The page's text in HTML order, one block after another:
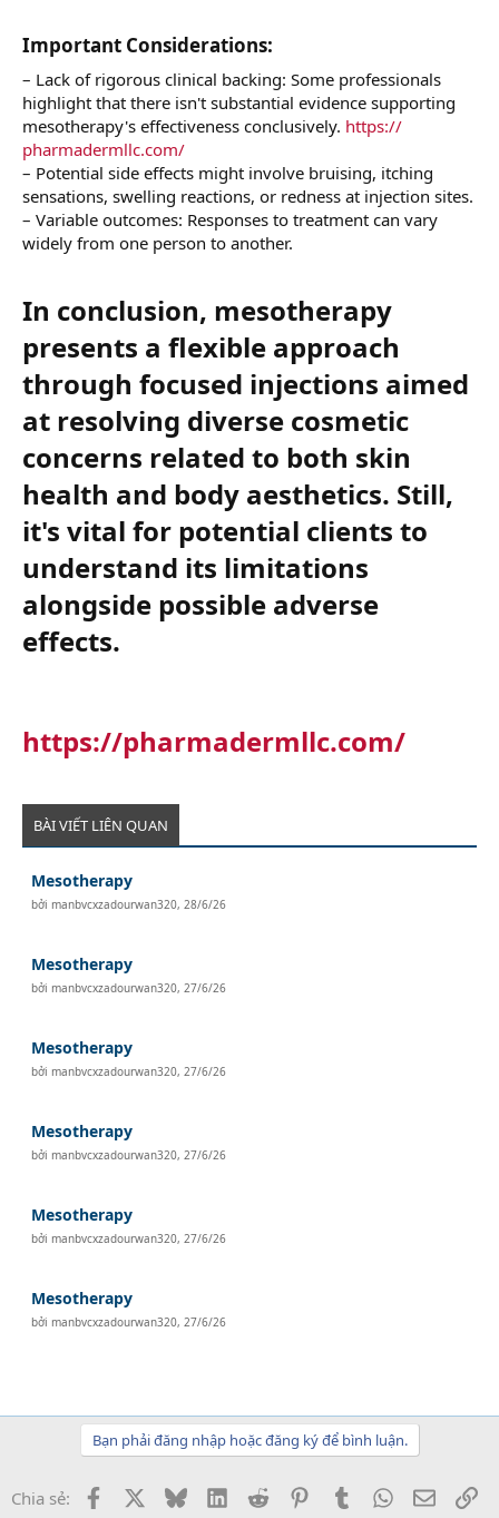
Important Considerations:​
– Lack of rigorous clinical backing: Some professionals
highlight that there isn't substantial evidence supporting
mesotherapy's effectiveness conclusively. https://
pharmadermllc.com/
– Potential side effects might involve bruising, itching
sensations, swelling reactions, or redness at injection sites.
– Variable outcomes: Responses to treatment can vary
widely from one person to another.
In conclusion, mesotherapy
presents a flexible approach
through focused injections aimed
at resolving diverse cosmetic
concerns related to both skin
health and body aesthetics. Still,
it's vital for potential clients to
understand its limitations
alongside possible adverse
effects.​
https://pharmadermllc.com/
BÀI VIẾT LIÊN QUAN
Mesotherapy
bởimanbvcxzadourwan320, 28/6/26
Mesotherapy
bởimanbvcxzadourwan320, 27/6/26
Mesotherapy
bởimanbvcxzadourwan320, 27/6/26
Mesotherapy
bởimanbvcxzadourwan320, 27/6/26
Mesotherapy
bởimanbvcxzadourwan320, 27/6/26
Mesotherapy
bởimanbvcxzadourwan320, 27/6/26
Bạn phải đăng nhập hoặc đăng ký để bình luận.
Chia sẻ: Facebook BlueskyLinkedInReddit PinterestTumblrWhatsApp
Email